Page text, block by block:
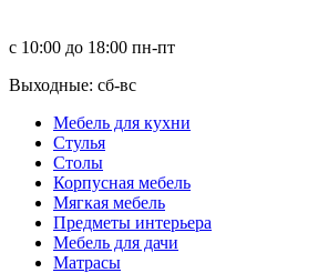
с 10:00 до 18:00 пн-пт
Выходные: сб-вc
Мебель для кухни
Стулья
Столы
Корпусная мебель
Мягкая мебель
Предметы интерьера
Мебель для дачи
Матраcы